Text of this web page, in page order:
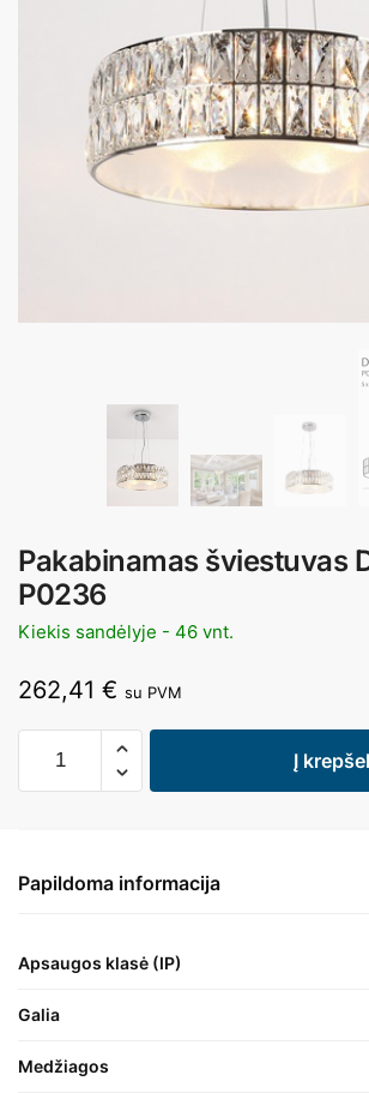
Pakabinamas šviestuvas
P0236
Kiekis sandėlyje - 46 vnt.
262,41 € su PVM
Į
Papildoma informacija
Apsaugos klasė (IP)
Galia
Medžiagos